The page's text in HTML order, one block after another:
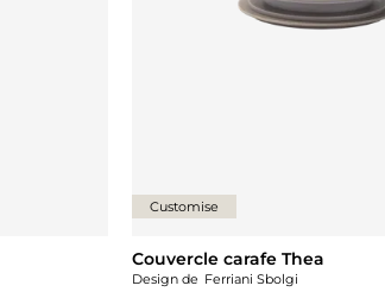
Customise
Couvercle carafe Thea
Design de Ferriani Sbolgi